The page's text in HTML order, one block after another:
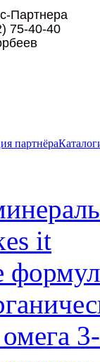
партнёра
it